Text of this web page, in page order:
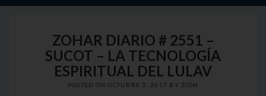
ZOHAR DIARIO # 2551 –
SUCOT – LA TECNOLOGÍA
ESPIRITUAL DEL LULAV
POSTED ONOCTUBRE 3, 2017 BY ZION